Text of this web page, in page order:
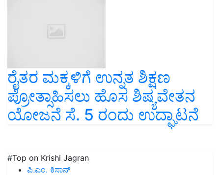
ರೈತರ ಮಕ್ಕಳಿಗೆ ಉನ್ನತ ಶಿಕ್ಷಣ
ಪ್ರೋತ್ಸಾಹಿಸಲು ಹೊಸ ಶಿಷ್ಯವೇತನ
ಯೋಜನೆ ಸೆ. 5 ರಂದು ಉದ್ಘಾಟನೆ
#Top on Krishi Jagran
ಪಿ.ಎಂ. ಕಿಸಾನ್